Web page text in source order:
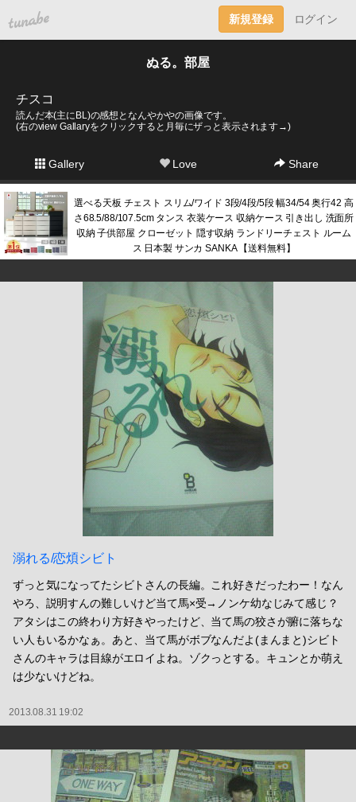
tuna.be 新規登録 ログイン
ぬる。部屋
チスコ
読んだ本(主にBL)の感想となんやかやの画像です。
(右のview Gallaryをクリックすると月毎にザっと表示されます→)
Gallery Love Share
選べる天板 チェスト スリム/ワイド 3段/4段/5段 幅34/54 奥行42 高
さ68.5/88/107.5cm タンス 衣装ケース 収納ケース 引き出し 洗面所
収納 子供部屋 クローゼット 隠す収納 ランドリーチェスト ルーム
ス 日本製 サンカ SANKA 【送料無料】
溺れる/恋煩シビト
ずっと気になってたシビトさんの長編。これ好きだったわー！なん
やろ、説明すんの難しいけど当て馬×受→ノンケ幼なじみて感じ？
アタシはこの終わり方好きやったけど、当て馬の狡さが腑に落ちな
い人もいるかなぁ。あと、当て馬がボブなんだよ(まんまと)シビト
さんのキャラは目線がエロイよね。ゾクっとする。キュンとか萌え
は少ないけどね。
2013.08.31 19:02